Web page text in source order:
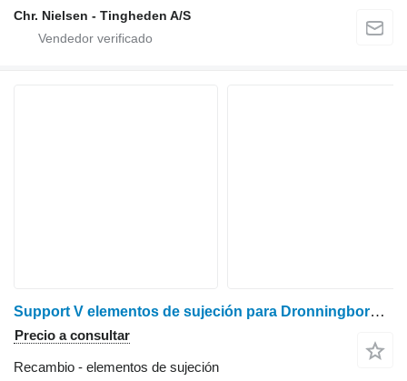
Chr. Nielsen - Tingheden A/S
Support V elementos de sujeción para Dronningborg 8900 cosechadora de cereales
Precio a consultar
Recambio - elementos de sujeción